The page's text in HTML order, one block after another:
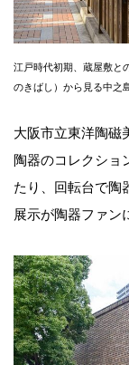
江戸時代初期、蔵屋敷と
のきばし）から見る中之
大阪市立東洋陶磁
陶器のコレクショ
たり、回転台で陶
展示が陶器ファン